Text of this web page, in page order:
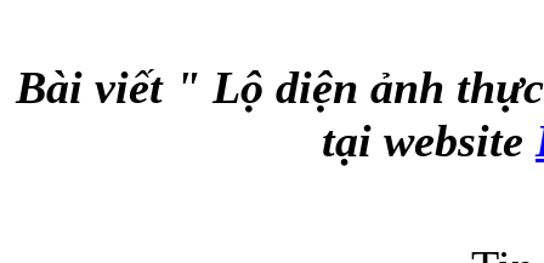
Bài viết " Lộ diện ảnh
tại website